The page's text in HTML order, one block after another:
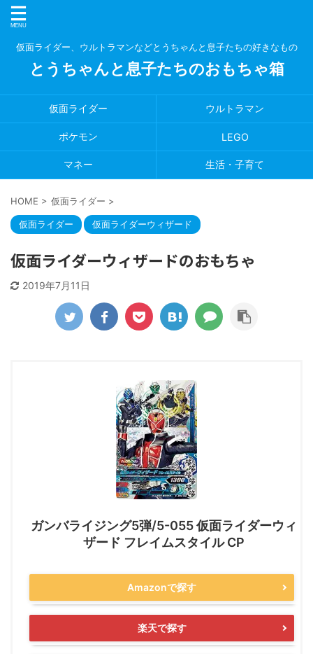
仮面ライダー、ウルトラマンなどとうちゃんと息子たちの好きなもの
とうちゃんと息子たちのおもちゃ箱
仮面ライダー ウルトラマン
ポケモン LEGO
マネー 生活・子育て
HOME > 仮面ライダー >
仮面ライダー 仮面ライダーウィザード
仮面ライダーウィザードのおもちゃ
2019年7月11日
ガンバライジング5弾/5-055 仮面ライダーウィ
ザード フレイムスタイル CP
Amazonで探す
楽天で探す